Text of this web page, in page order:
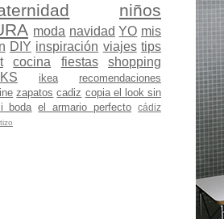
niños
moda navidad YO mis
DIY inspiración viajes tips
cocina fiestas
shopping
ikea
recomendaciones
zapatos cadiz copia el look sin
boda el armario perfecto
cádiz